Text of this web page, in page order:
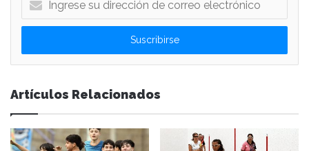
g
e
s
u
d
i
Artículos Relacionados